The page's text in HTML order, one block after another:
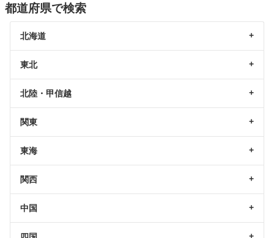
都道府県で検索
北海道
東北
北陸・甲信越
関東
東海
関西
中国